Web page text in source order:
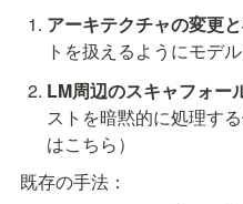
アーキテクチャの変更
トを扱えるようにモデ
LM周辺のスキャフォー
ストを暗黙的に処理す
はこちら）
既存の手法：